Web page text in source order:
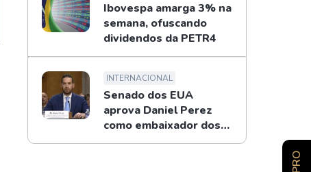
Ibovespa amarga 3% na
semana, ofuscando
dividendos da PETR4
INTERNACIONAL
Senado dos EUA
aprova Daniel Perez
como embaixador dos
EUA no Brasil